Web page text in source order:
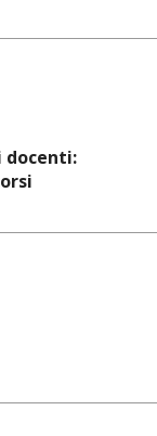
docenti: